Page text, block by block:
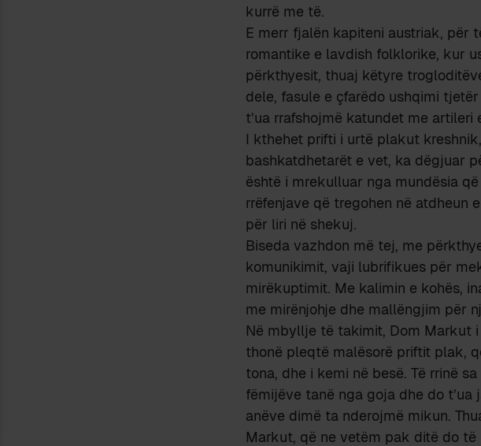
kurrë me të.
E merr fjalën kapiteni austriak, për
romantike e lavdish folklorike, kur
përkthyesit, thuaj këtyre
dele, fasule e çfarëdo ushqimi
t’ua rrafshojmë katundet me
I kthehet prifti i urtë plakut
bashkatdhetarët e vet, ka dëgjuar
është i mrekulluar nga mundësia
rrëfenjave që tregohen në atdheun
për liri në shekuj.
Biseda vazhdon më tej, me
komunikimit, vaji lubrifikues për
mirëkuptimit. Me kalimin e kohës,
me mirënjohje dhe mallëngjim për
Në mbyllje të takimit, Dom Markut
thonë pleqtë malësorë priftit plak,
tona, dhe i kemi në besë. Të rrinë
fëmijëve tanë nga goja dhe do
anëve dimë ta nderojmë mikun.
Markut, që ne vetëm pak ditë do